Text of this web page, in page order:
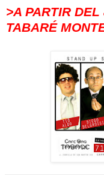
>A PARTIR
TABARÉ